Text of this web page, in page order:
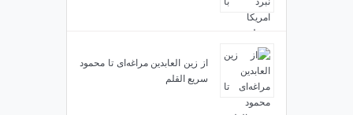
از زین العابدین مراغه‌ای تا محمود
سریع القلم